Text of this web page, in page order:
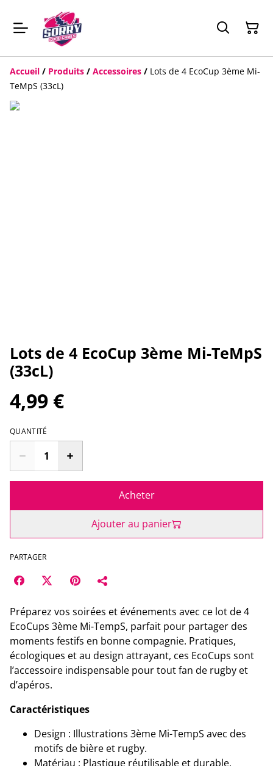
Accueil / Produits / Accessoires / Lots de 4 EcoCup 3ème Mi-
TeMpS (33cL)
Lots de 4 EcoCup 3ème Mi-TeMpS
(33cL)
4,99 €
QUANTITÉ
Acheter
Ajouter au panier
PARTAGER
Préparez vos soirées et événements avec ce lot de 4
EcoCups 3ème Mi-TempS, parfait pour partager des
moments festifs en bonne compagnie. Pratiques,
écologiques et au design attrayant, ces EcoCups sont
l’accessoire indispensable pour tout fan de rugby et
d’apéros.
Caractéristiques
Design : Illustrations 3ème Mi-TempS avec des
motifs de bière et rugby.
Matériau : Plastique réutilisable et durable,